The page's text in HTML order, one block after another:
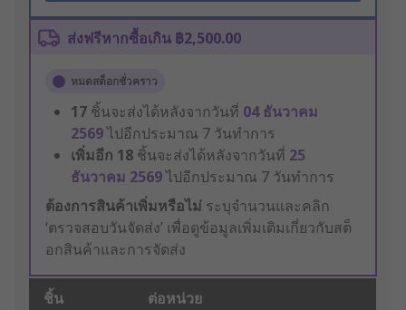
ส่งฟรีหากซื้อเกิน ฿2,500.00
หมดสต็อกชั่วคราว
17 ชิ้นจะส่งได้หลังจากวันที่ 04 ธันวาคม
2569ไปอีกประมาณ 7 วันทำการ
เพิ่มอีก 18 ชิ้นจะส่งได้หลังจากวันที่ 25
ธันวาคม 2569ไปอีกประมาณ 7 วันทำการ
ต้องการสินค้าเพิ่มหรือไม่ ระบุจำนวนและคลิก
‘ตรวจสอบวันจัดส่ง’ เพื่อดูข้อมูลเพิ่มเติมเกี่ยวกับสต็
อกสินค้าและการจัดส่ง
ชิ้น ต่อหน่วย